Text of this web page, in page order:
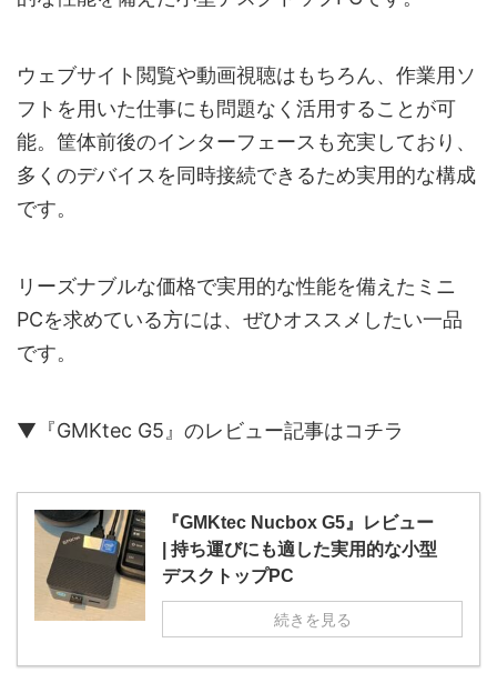
ウェブサイト閲覧や動画視聴はもちろん、作業用ソ
フトを用いた仕事にも問題なく活用することが可
能。筐体前後のインターフェースも充実しており、
多くのデバイスを同時接続できるため実用的な構成
です。
リーズナブルな価格で実用的な性能を備えたミニ
PCを求めている方には、ぜひオススメしたい一品
です。
▼『GMKtec G5』のレビュー記事はコチラ
『GMKtec Nucbox G5』レビュー
| 持ち運びにも適した実用的な小型
デスクトップPC
続きを見る